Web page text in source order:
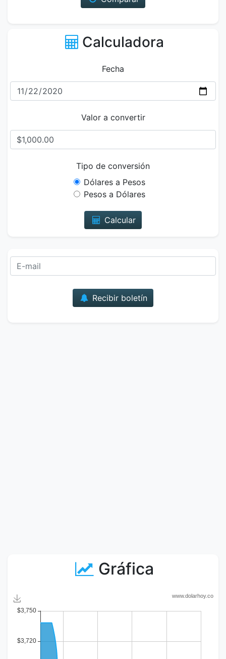
Calculadora
Fecha
Valor a convertir
Tipo de conversión
Dólares a Pesos
Pesos a Dólares
Calcular
Recibir boletín
Gráfica